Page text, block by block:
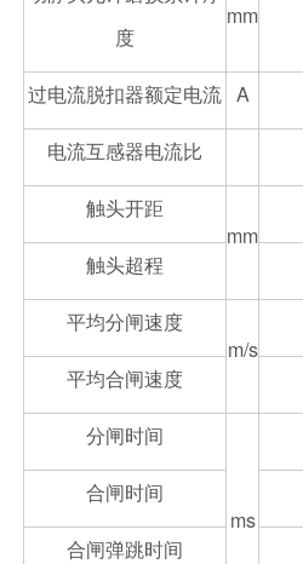
度
mm
过电流脱扣器额定电流 A
电流互感器电流比
触头开距
mm
触头超程
平均分闸速度
m/s
平均合闸速度
分闸时间
ms
合闸时间
合闸弹跳时间